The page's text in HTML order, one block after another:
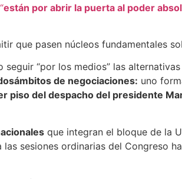
“están por abrir la puerta al poder
que pasen núcleos fundamentales
“por los medios” las
ámbitos de negociaciones: uno
piso del despacho del presidente
que integran el bloque de la
sesiones ordinarias del Congreso